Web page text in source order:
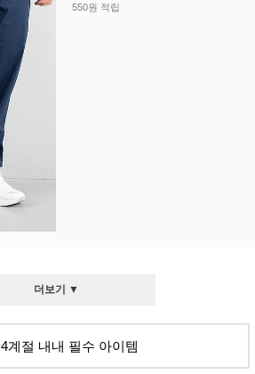
550원 적립
더보기 ▼
4계절 내내 필수 아이템